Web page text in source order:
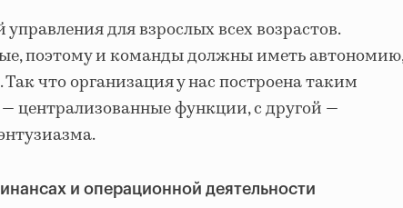
для взрослых всех возрастов.
поэтому и команды должны иметь автономию,
что организация у нас построена таким
централизованные функции, с другой —
и операционной деятельности